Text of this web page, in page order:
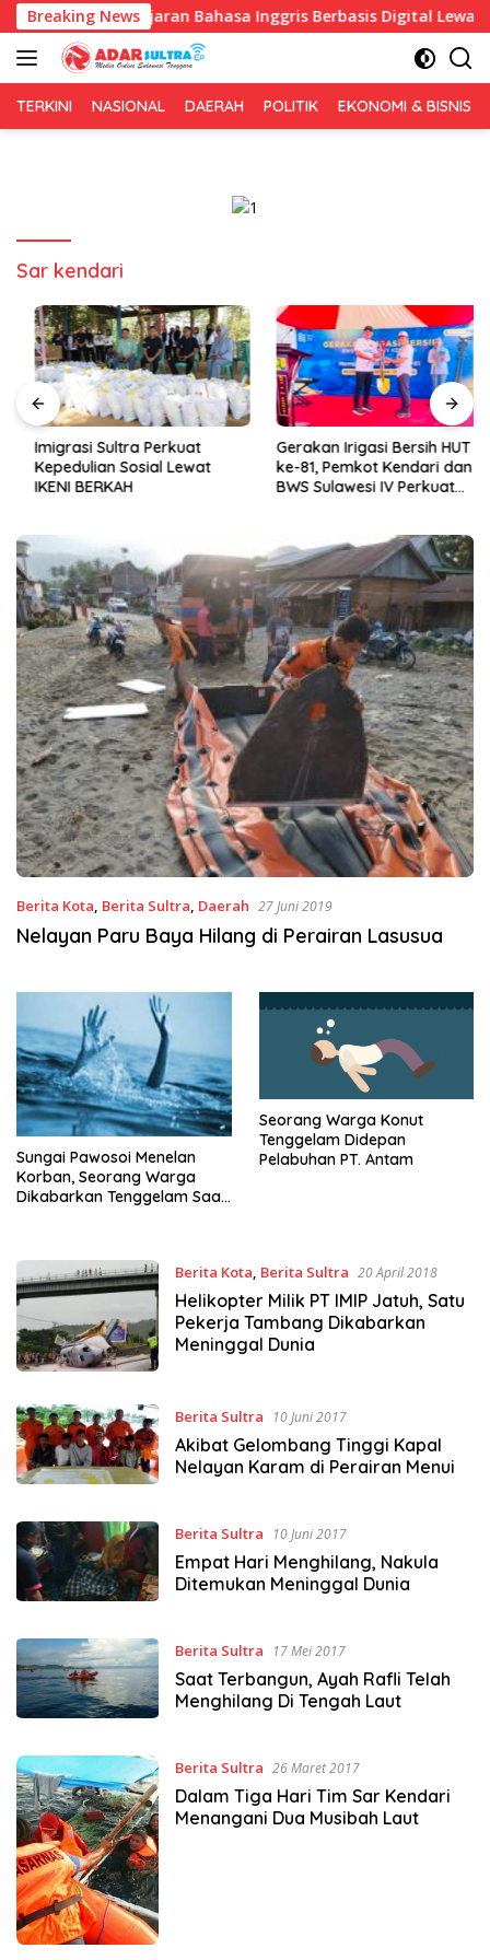
Langsung
ke
konten
Breaking News
Pembelajaran Bahasa Inggris Berbasis Digital Lewat KKN
TERKINI NASIONAL DAERAH POLITIK EKONOMI & BISNIS
Sar kendari
Imigrasi Sultra Perkuat
Kepedulian Sosial Lewat
IKENI BERKAH
Gerakan Irigasi Bersih HUT RI
ke-81, Pemkot Kendari dan
BWS Sulawesi IV Perkuat
Berita Kota, Berita Sultra, Daerah 27 Juni 2019
Nelayan Paru Baya Hilang di Perairan Lasusua
Sungai Pawosoi Menelan
Korban, Seorang Warga
Dikabarkan Tenggelam Saat
Seorang Warga Konut
Tenggelam Didepan
Pelabuhan PT. Antam
Berita Kota Berita Sultra 20 April 2018
Helikopter Milik PT IMIP Jatuh, Satu
Pekerja Tambang Dikabarkan
Meninggal Dunia
Berita Sultra 10 Juni 2017
Akibat Gelombang Tinggi Kapal
Nelayan Karam di Perairan Menui
Berita Sultra 10 Juni 2017
Empat Hari Menghilang, Nakula
Ditemukan Meninggal Dunia
Berita Sultra 17 Mei 2017
Saat Terbangun, Ayah Rafli Telah
Menghilang Di Tengah Laut
Berita Sultra 26 Maret 2017
Dalam Tiga Hari Tim Sar Kendari
Menangani Dua Musibah Laut